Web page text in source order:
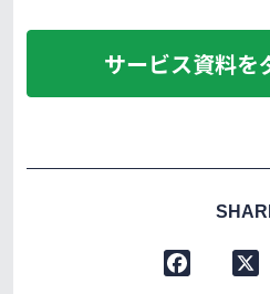
サービス資料を